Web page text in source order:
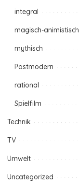
integral
magisch-animistisch
mythisch
Postmodern
rational
Spielfilm
Technik
TV
Umwelt
Uncategorized